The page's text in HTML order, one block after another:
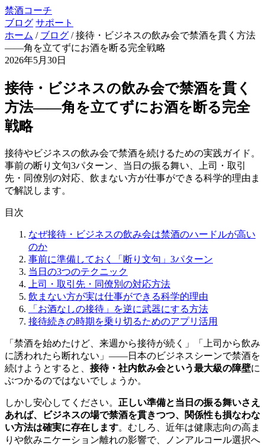
禁酒コーチ
ブログ サポート
ホーム / ブログ / 接待・ビジネスの飲み会で禁酒を貫く方法
——角を立てずにお酒を断る完全戦略
2026年5月30日
接待・ビジネスの飲み会で禁酒を貫く
方法——角を立てずにお酒を断る完全
戦略
接待やビジネスの飲み会で禁酒を続けるための実践ガイド。
事前の断り文句3パターン、当日の振る舞い、上司・取引
先・同僚別の対応、飲まない方が仕事ができる科学的理由ま
で解説します。
目次
なぜ接待・ビジネスの飲み会は禁酒のハードルが高い
のか
事前に準備しておく「断り文句」3パターン
当日の3つのテクニック
上司・取引先・同僚別の対応方法
飲まない方が実は仕事ができる科学的理由
「お酒なしの接待」を逆に武器にする方法
接待続きの時期を乗り切るためのアプリ活用
「禁酒を始めたけど、来週から接待が続く」「上司から飲み
に誘われたら断れない」——日本のビジネスシーンで禁酒を
続けようとすると、 接待・社内飲み会という最大級の障壁に
ぶつかるのではないでしょうか。
しかし安心してください。 正しい準備と当日の振る舞いさえ
あれば、ビジネスの場で禁酒を貫きつつ、関係性も損なわな
い方法は確実に存在します。むしろ、近年は健康志向の高ま
りや飲みニケーション離れの影響で、ノンアルコール選択へ